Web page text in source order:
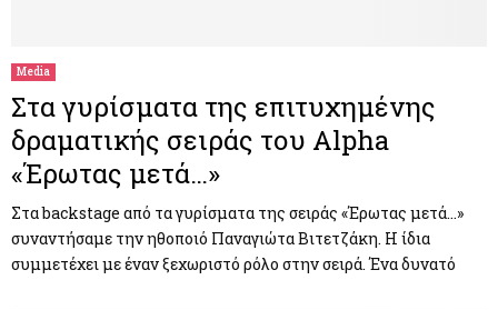
Media
Στα γυρίσματα της επιτυχημένης
δραματικής σειράς του Alpha
«Έρωτας μετά…»
Στα backstage από τα γυρίσματα της σειράς «Έρωτας μετά…»
συναντήσαμε την ηθοποιό Παναγιώτα Βιτετζάκη. Η ίδια
συμμετέχει με έναν ξεχωριστό ρόλο στην σειρά. Ένα δυνατό